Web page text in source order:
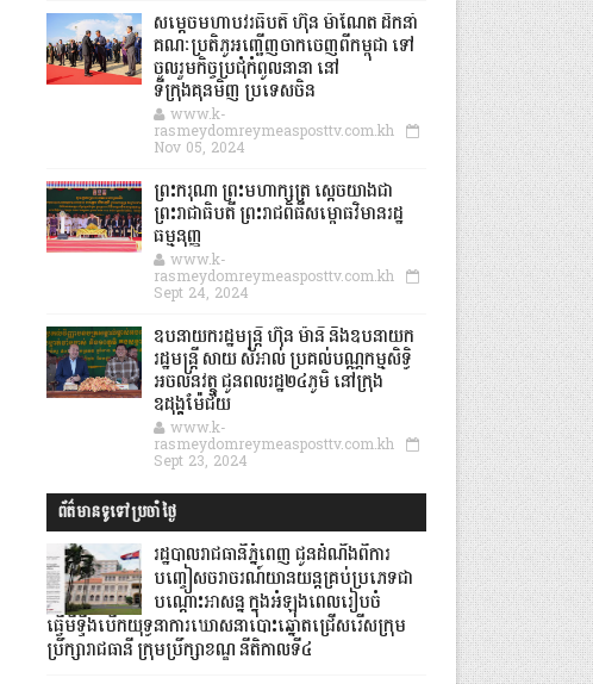
សម្តេចមហាបវរធិបតី ហ៊ុន ម៉ាណែត ដឹកនាំ
គណៈប្រតិភូអញ្ជើញចាកចេញពីកម្ពុជា ទៅ
ចូលរួមកិច្ចប្រជុំកំពូលនានា នៅ
ទីក្រុងគុនមិញ ប្រទេសចិន
www.k-
rasmeydomreymeasposttv.com.kh
Nov 05, 2024
ព្រះករុណា ព្រះមហាក្សត្រ ស្តេចយាងជា
ព្រះរាជាធិបតី ព្រះរាជពិធីសម្ពោធវិមានរដ្ឋ
ធម្មនុញ្ញ
www.k-
rasmeydomreymeasposttv.com.kh
Sept 24, 2024
ឧបនាយករដ្ឋមន្ដ្រី ហ៊ុន ម៉ានី និងឧបនាយក
រដ្ឋមន្ដ្រី សាយ សំអាល់ ប្រគល់បណ្ណកម្មសិទ្ធិ
អចលនវត្ថុ ជូនពលរដ្ឋ២៤ភូមិ នៅក្រុង
ឧដុង្គម៉ែជ័យ
www.k-
rasmeydomreymeasposttv.com.kh
Sept 23, 2024
ព័ត៌មានទូទៅប្រចាំថ្ងៃ
រដ្ឋបាលរាជធានីភ្នំពេញ ជូនដំណឹងពីការ
បញ្ចៀសចរាចរណ៍យានយន្តគ្រប់ប្រភេទជា
បណ្តោះអាសន្ន ក្នុងអំឡុងពេលរៀបចំ
ធ្វើមីទ្ទីងបើកយុទ្ធនាការឃោសនាបោះឆ្នោតជ្រើសរើសក្រុម
ប្រឹក្សារាជធានី ក្រុមប្រឹក្សាខណ្ឌ នីតិកាលទី៤